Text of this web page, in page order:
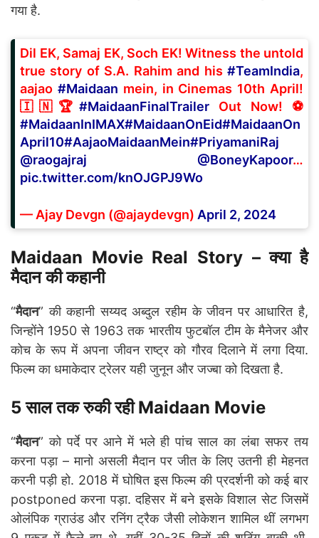
गया है.
Dil EK, Samaj EK, Soch EK! Witness the untold
true story of S.A. Rahim and his #TeamIndia,
aajao #Maidaan mein, in Cinemas 10th April!
🇮🇳🏆 #MaidaanFinalTrailer Out Now! ⚽
#MaidaanInIMAX#MaidaanOnEid#MaidaanOn
April10#AajaoMaidaanMein#PriyamaniRaj
@raogajraj
@BoneyKapoor…
pic.twitter.com/knOJGPJ9Wo
— Ajay Devgn (@ajaydevgn) April 2, 2024
Maidaan Movie Real Story –क्या है
मैदान की कहानी
“मैदान” की कहानी सय्यद अब्दुल रहीम के जीवन पर आधारित है,
जिन्होंने 1950 से 1963 तक भारतीय फुटबॉल टीम के मैनेजर और
कोच के रूप में अपना जीवन राष्ट्र को गौरव दिलाने में लगा दिया.
फिल्म का धमाकेदार ट्रेलर यही जुनून और जज्बा को दिखता है.
5 साल तक रुकी रही Maidaan Movie
“मैदान” को पर्दे पर आने में भले ही पांच साल का लंबा सफर तय
करना पड़ा – मानो असली मैदान पर जीत के लिए उतनी ही मेहनत
करनी पड़ी हो. 2018 में घोषित इस फिल्म की प्रदर्शनी को कई बार
postponed करना पड़ा. दहिसर में बने इसके विशाल सेट जिसमें
ओलंपिक ग्राउंड और रनिंग ट्रैक जैसी लोकेशन शामिल थीं लगभग